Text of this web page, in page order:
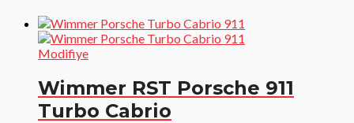
Modifiye
Wimmer RST Porsche 911
Turbo Cabrio